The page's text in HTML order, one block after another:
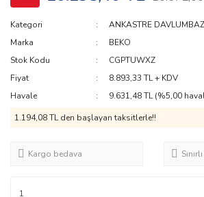
Kategori
ANKASTRE DAVLUMBAZ
Marka
BEKO
Stok Kodu
CGPTUWXZ
Fiyat
8.893,33 TL + KDV
Havale
9.631,48 TL (%5,00
1.194,08 TL den başlayan taksitlerle!!
Kargo bedava